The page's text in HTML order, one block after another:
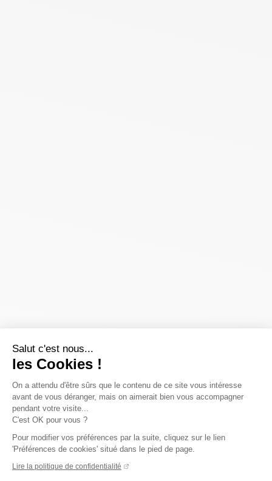
Salut c'est nous...
les Cookies !
On a attendu d'être sûrs que le contenu de ce site vous intéresse
avant de vous déranger, mais on aimerait bien vous accompagner
pendant votre visite...
C'est OK pour vous ?
Pour modifier vos préférences par la suite, cliquez sur le lien
'Préférences de cookies' situé dans le pied de page.
Lire la politique de confidentialité